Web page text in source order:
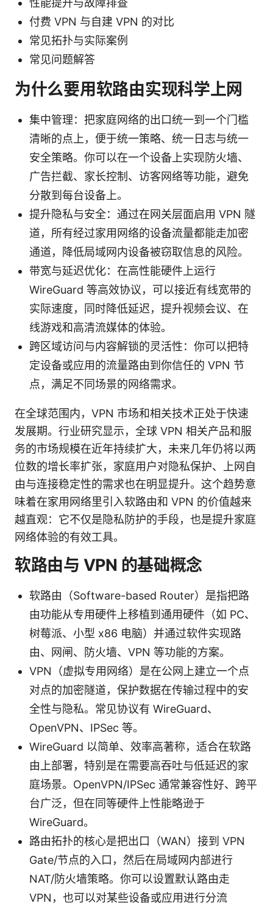
性能提升与故障排查
付费 VPN 与自建 VPN 的对比
常见拓扑与实际案例
常见问题解答
为什么要用软路由实现科学上网
集中管理：把家庭网络的出口统一到一个门槛
清晰的点上，便于统一策略、统一日志与统一
安全策略。你可以在一个设备上实现防火墙、
广告拦截、家长控制、访客网络等功能，避免
分散到每台设备上。
提升隐私与安全：通过在网关层面启用 VPN 隧
道，所有经过家用网络的设备流量都能走加密
通道，降低局域网内设备被窃取信息的风险。
带宽与延迟优化：在高性能硬件上运行
WireGuard 等高效协议，可以接近有线宽带的
实际速度，同时降低延迟，提升视频会议、在
线游戏和高清流媒体的体验。
跨区域访问与内容解锁的灵活性：你可以把特
定设备或应用的流量路由到你信任的 VPN 节
点，满足不同场景的网络需求。
在全球范围内，VPN 市场和相关技术正处于快速
发展期。行业研究显示，全球 VPN 相关产品和服
务的市场规模在近年持续扩大，未来几年仍将以两
位数的增长率扩张，家庭用户对隐私保护、上网自
由与连接稳定性的需求也在明显提升。这个趋势意
味着在家用网络里引入软路由和 VPN 的价值越来
越直观：它不仅是隐私防护的手段，也是提升家庭
网络体验的有效工具。
软路由与 VPN 的基础概念
软路由（Software-based Router）是指把路
由功能从专用硬件上移植到通用硬件（如 PC、
树莓派、小型 x86 电脑）并通过软件实现路
由、网闸、防火墙、VPN 等功能的方案。
VPN（虚拟专用网络）是在公网上建立一个点
对点的加密隧道，保护数据在传输过程中的安
全性与隐私。常见协议有 WireGuard、
OpenVPN、IPSec 等。
WireGuard 以简单、效率高著称，适合在软路
由上部署，特别是在需要高吞吐与低延迟的家
庭场景。OpenVPN/IPSec 通常兼容性好、跨平
台广泛，但在同等硬件上性能略逊于
WireGuard。
路由拓扑的核心是把出口（WAN）接到 VPN
Gate/节点的入口，然后在局域网内部进行
NAT/防火墙策略。你可以设置默认路由走
VPN，也可以对某些设备或应用进行分流